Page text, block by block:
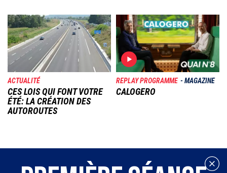
Image
ACTUALITÉ
CES LOIS QUI FONT VOTRE
ÉTÉ: LA CRÉATION DES
AUTOROUTES
Image
REPLAY PROGRAMME MAGAZINE
CALOGERO